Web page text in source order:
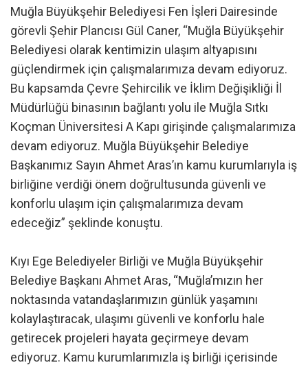
Muğla Büyükşehir Belediyesi Fen İşleri Dairesinde
görevli Şehir Plancısı Gül Caner, “Muğla Büyükşehir
Belediyesi olarak kentimizin ulaşım altyapısını
güçlendirmek için çalışmalarımıza devam ediyoruz.
Bu kapsamda Çevre Şehircilik ve İklim Değişikliği İl
Müdürlüğü binasının bağlantı yolu ile Muğla Sıtkı
Koçman Üniversitesi A Kapı girişinde çalışmalarımıza
devam ediyoruz. Muğla Büyükşehir Belediye
Başkanımız Sayın Ahmet Aras’ın kamu kurumlarıyla iş
birliğine verdiği önem doğrultusunda güvenli ve
konforlu ulaşım için çalışmalarımıza devam
edeceğiz” şeklinde konuştu.
Kıyı Ege Belediyeler Birliği ve Muğla Büyükşehir
Belediye Başkanı Ahmet Aras, “Muğla’mızın her
noktasında vatandaşlarımızın günlük yaşamını
kolaylaştıracak, ulaşımı güvenli ve konforlu hale
getirecek projeleri hayata geçirmeye devam
ediyoruz. Kamu kurumlarımızla iş birliği içerisinde